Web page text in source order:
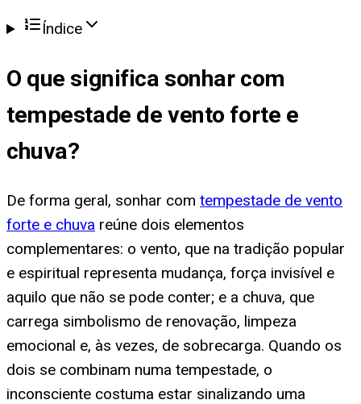
Índice
O que significa sonhar com
tempestade de vento forte e
chuva?
De forma geral, sonhar com tempestade de vento
forte e chuva reúne dois elementos
complementares: o vento, que na tradição popular
e espiritual representa mudança, força invisível e
aquilo que não se pode conter; e a chuva, que
carrega simbolismo de renovação, limpeza
emocional e, às vezes, de sobrecarga. Quando os
dois se combinam numa tempestade, o
inconsciente costuma estar sinalizando uma